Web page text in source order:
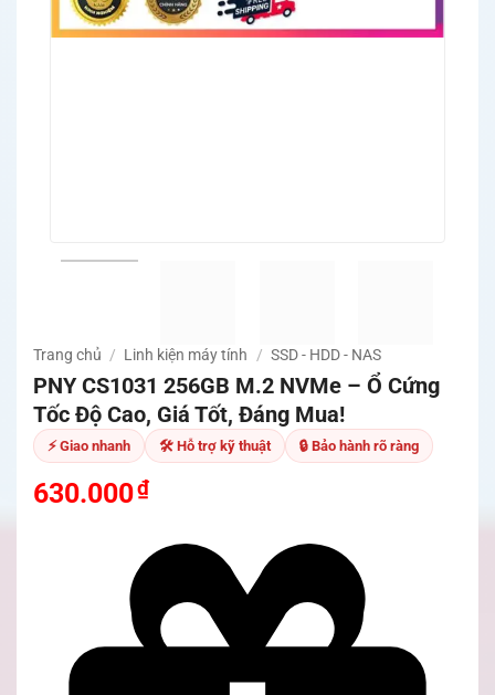
Trang chủ / Linh kiện máy tính / SSD - HDD - NAS
PNY CS1031 256GB M.2 NVMe – Ổ Cứng
Tốc Độ Cao, Giá Tốt, Đáng Mua!
⚡ Giao nhanh 🛠 Hỗ trợ kỹ thuật 🔒 Bảo hành rõ ràng
630.000₫